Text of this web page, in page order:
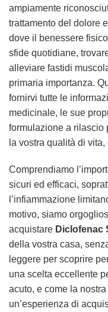
ampiamente
trattamento del dolore
dove il benessere
sfide quotidiane,
alleviare fastidi
primaria importanza.
fornirvi tutte le
medicinale, le sue
formulazione a rilascio
la vostra qualità di
Comprendiamo
sicuri ed efficaci,
l’infiammazione
motivo, siamo
acquistare Diclofenac
della vostra casa,
leggere per scoprire
una scelta eccellente
acuto, e come la
un’esperienza di